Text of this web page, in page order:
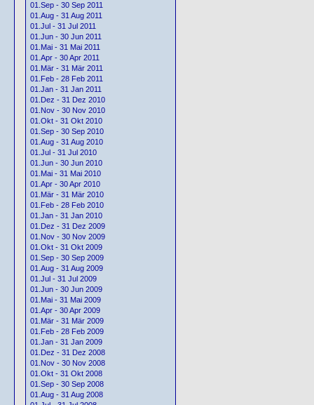
01.Sep - 30 Sep 2011
01.Aug - 31 Aug 2011
01.Jul - 31 Jul 2011
01.Jun - 30 Jun 2011
01.Mai - 31 Mai 2011
01.Apr - 30 Apr 2011
01.Mär - 31 Mär 2011
01.Feb - 28 Feb 2011
01.Jan - 31 Jan 2011
01.Dez - 31 Dez 2010
01.Nov - 30 Nov 2010
01.Okt - 31 Okt 2010
01.Sep - 30 Sep 2010
01.Aug - 31 Aug 2010
01.Jul - 31 Jul 2010
01.Jun - 30 Jun 2010
01.Mai - 31 Mai 2010
01.Apr - 30 Apr 2010
01.Mär - 31 Mär 2010
01.Feb - 28 Feb 2010
01.Jan - 31 Jan 2010
01.Dez - 31 Dez 2009
01.Nov - 30 Nov 2009
01.Okt - 31 Okt 2009
01.Sep - 30 Sep 2009
01.Aug - 31 Aug 2009
01.Jul - 31 Jul 2009
01.Jun - 30 Jun 2009
01.Mai - 31 Mai 2009
01.Apr - 30 Apr 2009
01.Mär - 31 Mär 2009
01.Feb - 28 Feb 2009
01.Jan - 31 Jan 2009
01.Dez - 31 Dez 2008
01.Nov - 30 Nov 2008
01.Okt - 31 Okt 2008
01.Sep - 30 Sep 2008
01.Aug - 31 Aug 2008